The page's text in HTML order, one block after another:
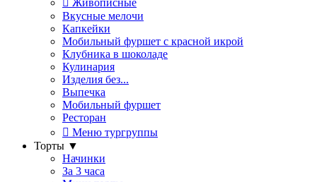
Вкусные мелочи
Капкейки
Мобильный фуршет с красной икрой
Клубника в шоколаде
Кулинария
Изделия без...
Выпечка
Мобильный фуршет
Ресторан
Меню тургруппы
Торты ▼
Начинки
За 3 часа